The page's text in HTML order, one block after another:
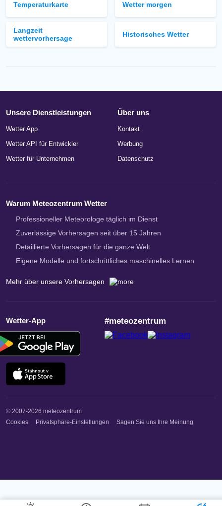
Temperaturkarte
Langzeit
wettervorhersage
Wetter morgen
Historisches Wetter
Unsere Dienstleistungen
Wetter App
Wetter API für Entwickler
Wetter für Unternehmen
Über uns
Kontakt
Werbung
Datenschutz
Warum Meteozentrum Wetter
Professioneller Meteorologe täglich im Dienst
Zuverlässige Vorhersagen seit über 15 Jahren
Detaillierte Vorhersagen für die ganze Welt
Eigene Modelle und fortschrittliches maschinelles Lernen
Mehr über unsere Vorhersagen
Wetter-App #meteozentrum
© 2007-2026 meteozentrum
Cookies
Privatsphäre-Einstellungen Sagen Sie uns Ihre Meinung